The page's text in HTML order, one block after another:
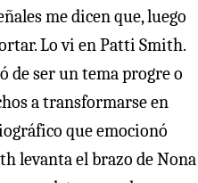
me dicen que, luego
Lo vi en Patti Smith.
de ser un tema progre o
a transformarse en
que emocionó
levanta el brazo de Nona